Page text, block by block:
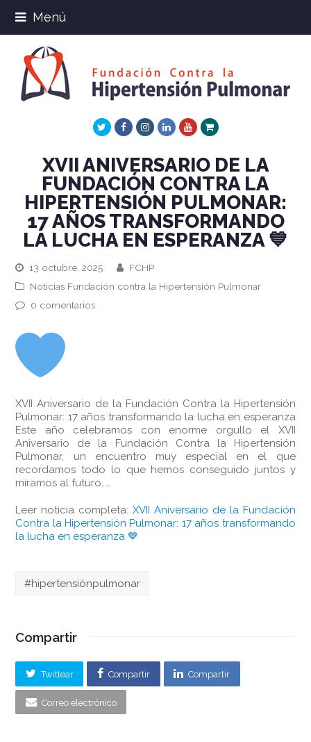
Menú
TwitterFacebookInstagram
LinkedInYoutube
Xing
XVII ANIVERSARIO DE LA
FUNDACIÓN CONTRA LA
HIPERTENSIÓN PULMONAR:
17 AÑOS TRANSFORMANDO
LA LUCHA EN ESPERANZA 💙
13 octubre, 2025
FCHP
Noticias Fundación contra la Hipertensión Pulmonar
0 comentarios
XVII Aniversario de la Fundación Contra la Hipertensión
Pulmonar: 17 años transformando la lucha en esperanza
Este año celebramos con enorme orgullo el XVII
Aniversario de la Fundación Contra la Hipertensión
Pulmonar, un encuentro muy especial en el que
recordamos todo lo que hemos conseguido juntos y
miramos al futuro……
Leer noticia completa:XVII Aniversario de la Fundación
Contra la Hipertensión Pulmonar: 17 años transformando
la lucha en esperanza 💙
#hipertensiónpulmonar
Compartir
Twittear Compartir Compartir
Correo electrónico